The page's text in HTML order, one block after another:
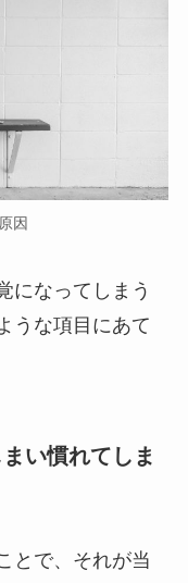
因
になってしまう
うな項目にあて
い慣れてしま
とで、それが当